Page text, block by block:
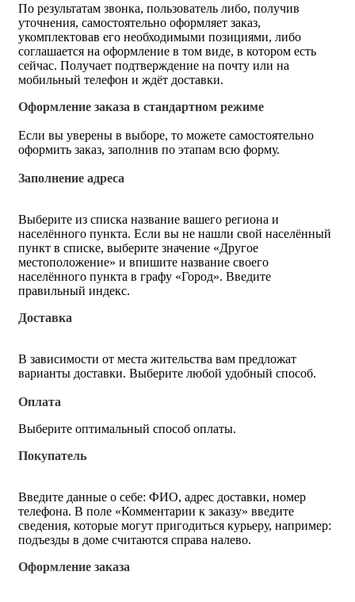
По результатам звонка, пользователь либо, получив
уточнения, самостоятельно оформляет заказ,
укомплектовав его необходимыми позициями, либо
соглашается на оформление в том виде, в котором есть
сейчас. Получает подтверждение на почту или на
мобильный телефон и ждёт доставки.
Оформление заказа в стандартном режиме
Если вы уверены в выборе, то можете самостоятельно
оформить заказ, заполнив по этапам всю форму.
Заполнение адреса
Выберите из списка название вашего региона и
населённого пункта. Если вы не нашли свой населённый
пункт в списке, выберите значение «Другое
местоположение» и впишите название своего
населённого пункта в графу «Город». Введите
правильный индекс.
Доставка
В зависимости от места жительства вам предложат
варианты доставки. Выберите любой удобный способ.
Оплата
Выберите оптимальный способ оплаты.
Покупатель
Введите данные о себе: ФИО, адрес доставки, номер
телефона. В поле «Комментарии к заказу» введите
сведения, которые могут пригодиться курьеру, например:
подъезды в доме считаются справа налево.
Оформление заказа